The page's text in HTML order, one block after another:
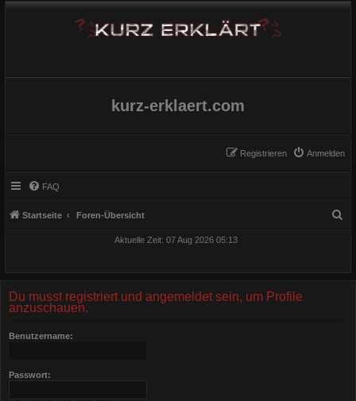
kurz-erklaert.com
Anmelden
Registrieren
FAQ
Startseite Foren-Übersicht
Aktuelle Zeit: 07 Aug 2026 05:13
Du musst registriert und angemeldet sein, um Profile
anzuschauen.
Benutzername:
Passwort: